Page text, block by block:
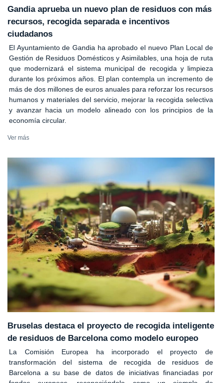
Gandia aprueba un nuevo plan de residuos con más
recursos, recogida separada e incentivos
ciudadanos
El Ayuntamiento de Gandia ha aprobado el nuevo Plan Local de
Gestión de Residuos Domésticos y Asimilables, una hoja de ruta
que modernizará el sistema municipal de recogida y limpieza
durante los próximos años. El plan contempla un incremento de
más de dos millones de euros anuales para reforzar los recursos
humanos y materiales del servicio, mejorar la recogida selectiva
y avanzar hacia un modelo alineado con los principios de la
economía circular.
Ver más
Bruselas destaca el proyecto de recogida inteligente
de residuos de Barcelona como modelo europeo
La Comisión Europea ha incorporado el proyecto de
transformación del sistema de recogida de residuos de
Barcelona a su base de datos de iniciativas financiadas por